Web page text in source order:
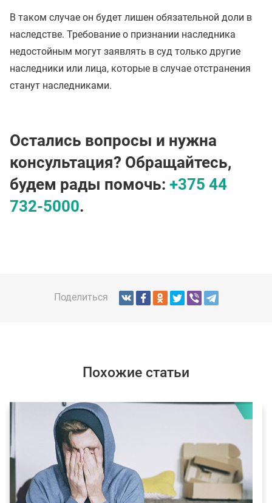
В таком случае он будет лишен обязательной доли в
наследстве. Требование о признании наследника
недостойным могут заявлять в суд только другие
наследники или лица, которые в случае отстранения
станут наследниками.
Остались вопросы и нужна
консультация? Обращайтесь,
будем рады помочь: +375 44
732-5000.
Поделиться
Похожие статьи